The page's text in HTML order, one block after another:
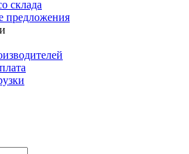
склада
предложения